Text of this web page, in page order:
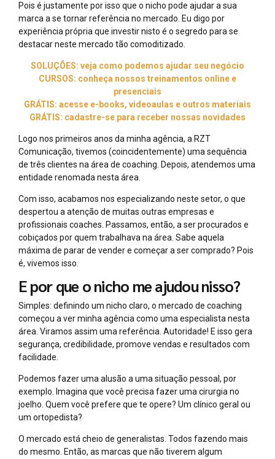
Pois é justamente por isso que o nicho pode ajudar a sua
marca a se tornar referência no mercado. Eu digo por
experiência própria que investir nisto é o segredo para se
destacar neste mercado tão comoditizado.
SOLUÇÕES: veja como podemos ajudar seu negócio
CURSOS: conheça nossos treinamentos online e
presenciais
GRÁTIS: acesse e-books, videoaulas e outros materiais
GRÁTIS: cadastre-se para receber nossas novidades
Logo nos primeiros anos da minha agência, a RZT
Comunicação, tivemos (coincidentemente) uma sequência
de três clientes na área de coaching. Depois, atendemos uma
entidade renomada nesta área.
Com isso, acabamos nos especializando neste setor, o que
despertou a atenção de muitas outras empresas e
profissionais coaches. Passamos, então, a ser procurados e
cobiçados por quem trabalhava na área. Sabe aquela
máxima de parar de vender e começar a ser comprado? Pois
é, vivemos isso.
E por que o nicho me ajudou nisso?
Simples: definindo um nicho claro, o mercado de coaching
começou a ver minha agência como uma especialista nesta
área. Viramos assim uma referência. Autoridade! E isso gera
segurança, credibilidade, promove vendas e resultados com
facilidade.
Podemos fazer uma alusão a uma situação pessoal, por
exemplo. Imagina que você precisa fazer uma cirurgia no
joelho. Quem você prefere que te opere? Um clínico geral ou
um ortopedista?
O mercado está cheio de generalistas. Todos fazendo mais
do mesmo. Então, as marcas que não tiverem algum